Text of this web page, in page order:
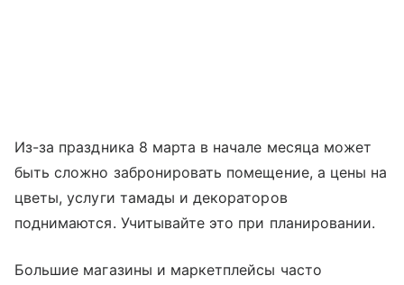
Из-за праздника 8 марта в начале месяца может
быть сложно забронировать помещение, а цены на
цветы, услуги тамады и декораторов
поднимаются. Учитывайте это при планировании.
Большие магазины и маркетплейсы часто